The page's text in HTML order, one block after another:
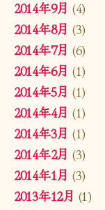
2014年9月 (4)
2014年8月 (3)
2014年7月 (6)
2014年6月 (1)
2014年5月 (1)
2014年4月 (1)
2014年3月 (1)
2014年2月 (3)
2014年1月 (3)
2013年12月 (1)